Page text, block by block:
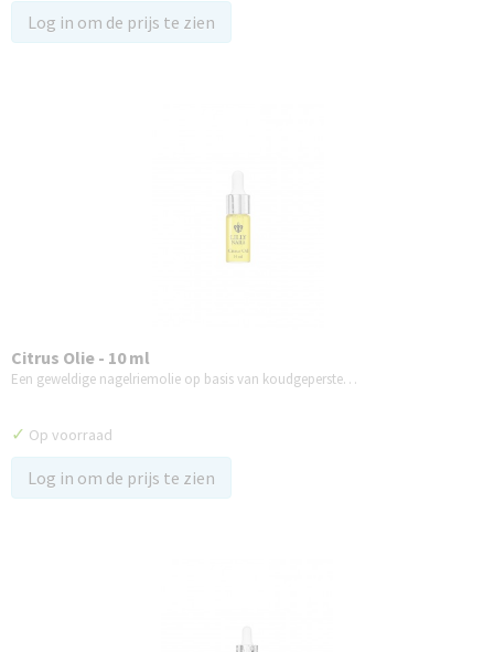
Log in om de prijs te zien
Citrus Olie - 10 ml
Een geweldige nagelriemolie op basis van koudgeperste…
✓ Op voorraad
Log in om de prijs te zien